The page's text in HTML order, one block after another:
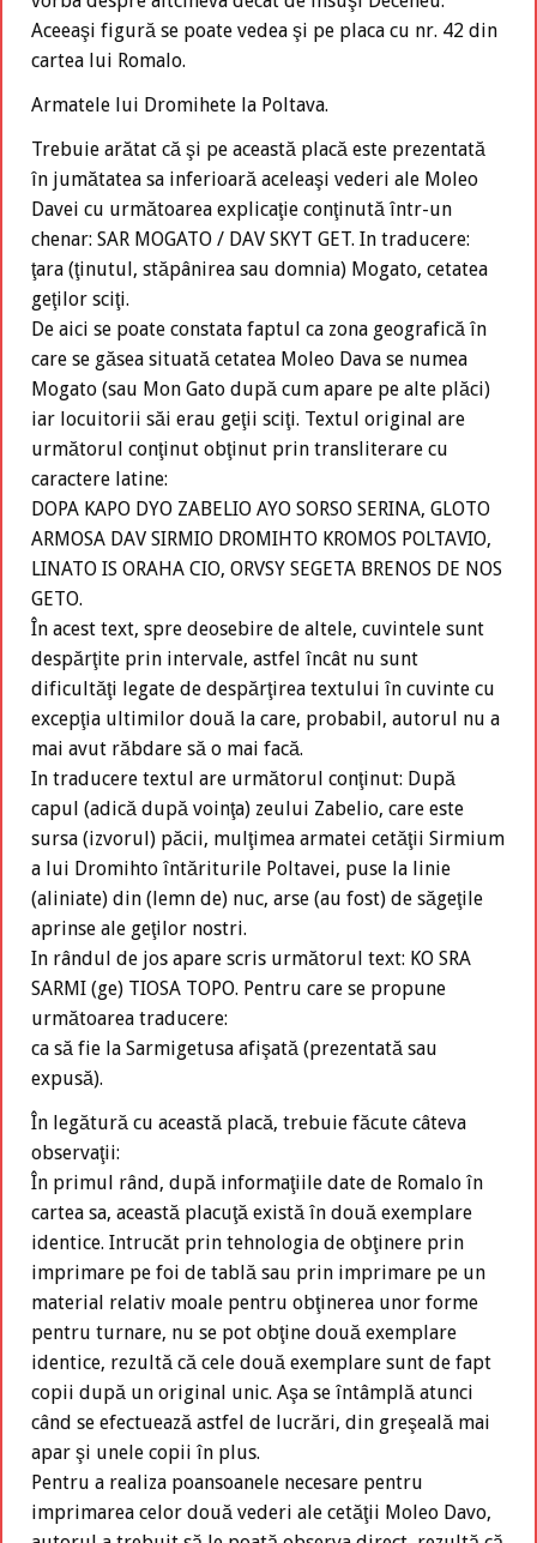
Aceeaşi figură se poate vedea şi pe placa cu nr. 42 din
cartea lui Romalo.
Armatele lui Dromihete la Poltava.
Trebuie arătat că şi pe această placă este prezentată
în jumătatea sa inferioară aceleaşi vederi ale Moleo
Davei cu următoarea explicaţie conţinută într-un
chenar: SAR MOGATO / DAV SKYT GET. In traducere:
ţara (ţinutul, stăpânirea sau domnia) Mogato, cetatea
geţilor sciţi.
De aici se poate constata faptul ca zona geografică în
care se găsea situată cetatea Moleo Dava se numea
Mogato (sau Mon Gato după cum apare pe alte plăci)
iar locuitorii săi erau geţii sciţi. Textul original are
următorul conţinut obţinut prin transliterare cu
caractere latine:
DOPA KAPO DYO ZABELIO AYO SORSO SERINA, GLOTO
ARMOSA DAV SIRMIO DROMIHTO KROMOS POLTAVIO,
LINATO IS ORAHA CIO, ORVSY SEGETA BRENOS DE NOS
GETO.
În acest text, spre deosebire de altele, cuvintele sunt
despărţite prin intervale, astfel încât nu sunt
dificultăţi legate de despărţirea textului în cuvinte cu
excepţia ultimilor două la care, probabil, autorul nu a
mai avut răbdare să o mai facă.
In traducere textul are următorul conţinut: După
capul (adică după voinţa) zeului Zabelio, care este
sursa (izvorul) păcii, mulţimea armatei cetăţii Sirmium
a lui Dromihto întăriturile Poltavei, puse la linie
(aliniate) din (lemn de) nuc, arse (au fost) de săgeţile
aprinse ale geţilor nostri.
In rândul de jos apare scris următorul text: KO SRA
SARMI (ge) TIOSA TOPO. Pentru care se propune
următoarea traducere:
ca să fie la Sarmigetusa afişată (prezentată sau
expusă).
În legătură cu această placă, trebuie făcute câteva
observaţii:
În primul rând, după informaţiile date de Romalo în
cartea sa, această placuţă există în două exemplare
identice. Intrucăt prin tehnologia de obţinere prin
imprimare pe foi de tablă sau prin imprimare pe un
material relativ moale pentru obţinerea unor forme
pentru turnare, nu se pot obţine două exemplare
identice, rezultă că cele două exemplare sunt de fapt
copii după un original unic. Aşa se întâmplă atunci
când se efectuează astfel de lucrări, din greşeală mai
apar şi unele copii în plus.
Pentru a realiza poansoanele necesare pentru
imprimarea celor două vederi ale cetăţii Moleo Davo,